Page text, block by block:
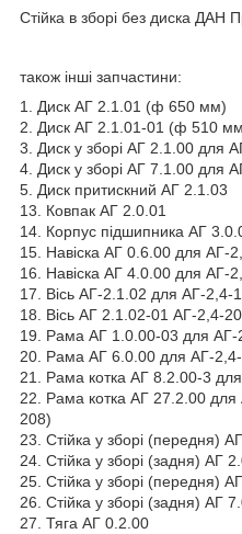
Стійка в зборі без диска ДАН
також інші запчастини:
1. Диск АГ 2.1.01 (ф 650 мм)
2. Диск АГ 2.1.01-01 (ф 510
3. Диск у зборі АГ 2.1.00 для
4. Диск у зборі АГ 7.1.00 для
5. Диск притискний АГ 2.1.03
13. Ковпак АГ 2.0.01
14. Корпус підшипника АГ
15. Навіска АГ 0.6.00 для АГ-
16. Навіска АГ 4.0.00 для АГ-
17. Вісь АГ-2.1.02 для АГ-2,4-
18. Вісь АГ 2.1.02-01 АГ-2,4-20
19. Рама АГ 1.0.00-03 для АГ-
20. Рама АГ 6.0.00 для АГ-
21. Рама котка АГ 8.2.00-3
22. Рама котка АГ 27.2.00 для
208)
23. Стійка у зборі (передня)
24. Стійка у зборі (задня) АГ
25. Стійка у зборі (передня)
26. Стійка у зборі (задня) АГ
27. Тяга АГ 0.2.00